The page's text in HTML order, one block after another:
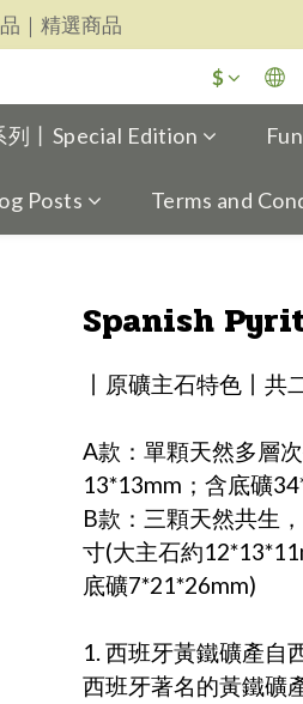
｜精選商品
｜精選商品
｜精選商品
$
列丨Special Edition
Posts Terms and
Spanish
丨原礦主石特色丨共
A款：單顆天然多層
13*13mm；含底礦
B款：三顆天然共生
寸(大主石約
底礦7*21*26mm)
1. 西班牙黃鐵礦產自
西班牙著名的黃鐵礦